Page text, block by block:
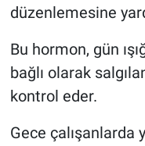
düzenlemesine
Bu hormon, gün
bağlı olarak
kontrol eder.
Gece çalışanlarda